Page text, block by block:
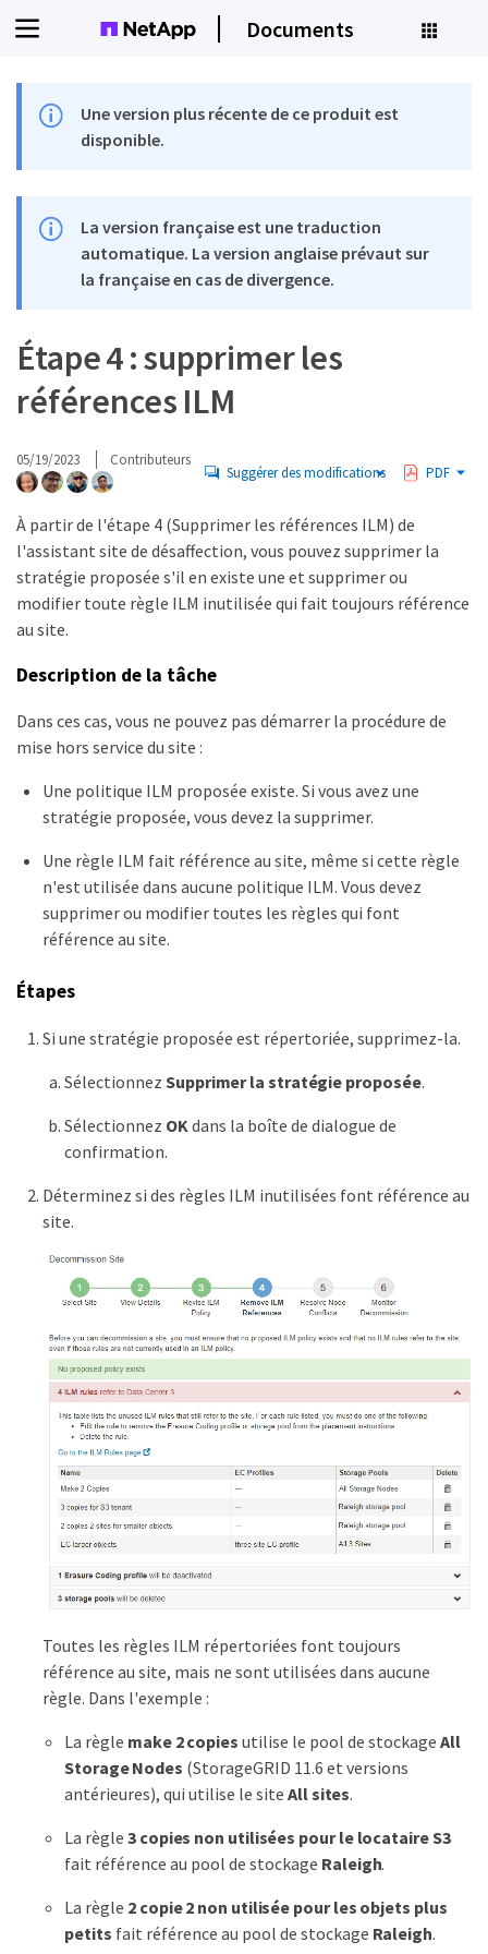
Documents
Une version plus récente de ce produit est
disponible.
La version française est une traduction
automatique. La version anglaise prévaut sur
la française en cas de divergence.
Étape 4 : supprimer les
références ILM
05/19/2023 Contributeurs
Suggérer des modifications PDF
À partir de l'étape 4 (Supprimer les références ILM) de
l'assistant site de désaffection, vous pouvez supprimer la
stratégie proposée s'il en existe une et supprimer ou
modifier toute règle ILM inutilisée qui fait toujours référence
au site.
Description de la tâche
Dans ces cas, vous ne pouvez pas démarrer la procédure de
mise hors service du site :
Une politique ILM proposée existe. Si vous avez une
stratégie proposée, vous devez la supprimer.
Une règle ILM fait référence au site, même si cette règle
n'est utilisée dans aucune politique ILM. Vous devez
supprimer ou modifier toutes les règles qui font
référence au site.
Étapes
Si une stratégie proposée est répertoriée, supprimez-la.
Sélectionnez Supprimer la stratégie proposée.
Sélectionnez OK dans la boîte de dialogue de
confirmation.
Déterminez si des règles ILM inutilisées font référence au
site.
Toutes les règles ILM répertoriées font toujours
référence au site, mais ne sont utilisées dans aucune
règle. Dans l'exemple :
La règle make 2 copies utilise le pool de stockage All
Storage Nodes (StorageGRID 11.6 et versions
antérieures), qui utilise le site All sites.
La règle 3 copies non utilisées pour le locataire S3
fait référence au pool de stockage Raleigh.
La règle 2 copie 2 non utilisée pour les objets plus
petits fait référence au pool de stockage Raleigh.